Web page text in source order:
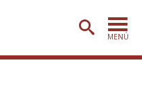
MENÚ